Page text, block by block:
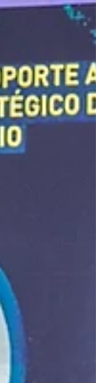
factor humano. En
evento que
de J Icaza, Santiago
Sicsa, advirtió que
como el escenario
digital de una
engranaje
y opt